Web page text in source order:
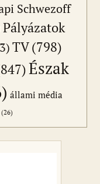
Schwezoff
Pályázatok
TV(798)
Észak
állami média
(26)